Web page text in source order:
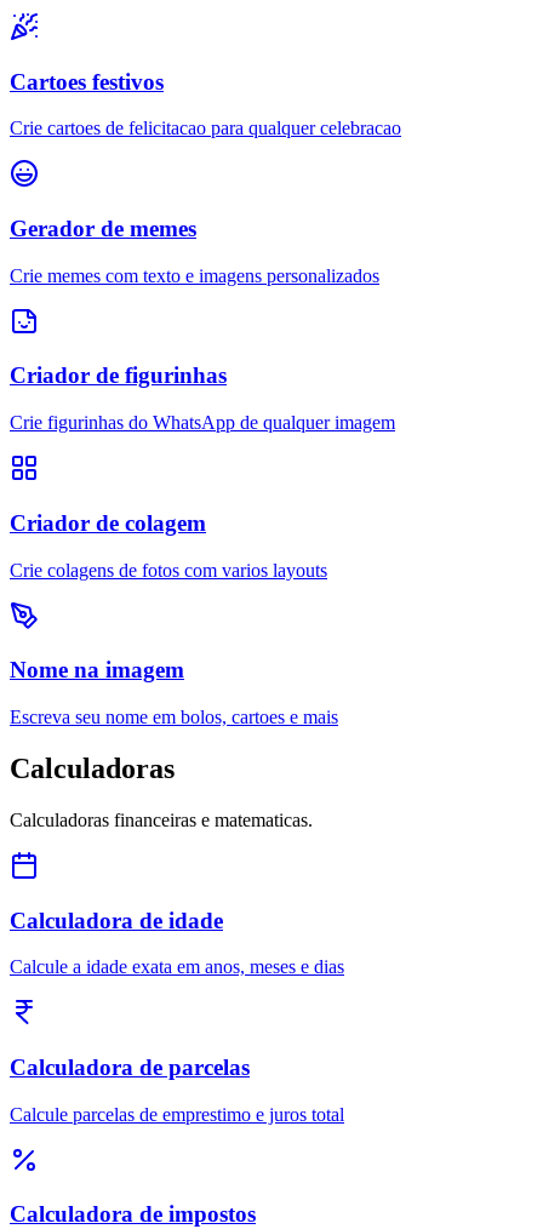
Cartoes festivos
Crie cartoes de felicitacao para qualquer celebracao
Gerador de memes
Crie memes com texto e imagens personalizados
Criador de figurinhas
Crie figurinhas do WhatsApp de qualquer imagem
Criador de colagem
Crie colagens de fotos com varios layouts
Nome na imagem
Escreva seu nome em bolos, cartoes e mais
Calculadoras
Calculadoras financeiras e matematicas.
Calculadora de idade
Calcule a idade exata em anos, meses e dias
Calculadora de parcelas
Calcule parcelas de emprestimo e juros total
Calculadora de impostos